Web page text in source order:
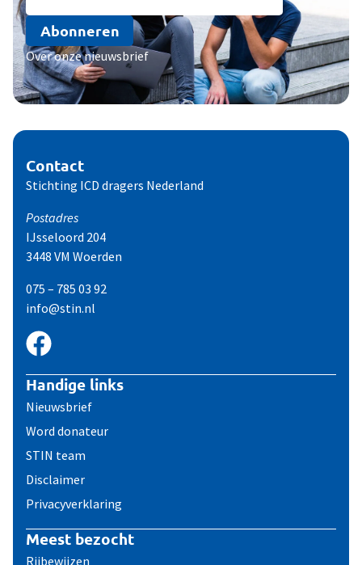
Abonneren
Over onze nieuwsbrief
Contact
Stichting ICD dragers Nederland
Postadres
IJsseloord 204
3448 VM Woerden
075 – 785 03 92
info@stin.nl
Handige links
Nieuwsbrief
Word donateur
STIN team
Disclaimer
Privacyverklaring
Meest bezocht
Rijbewijzen